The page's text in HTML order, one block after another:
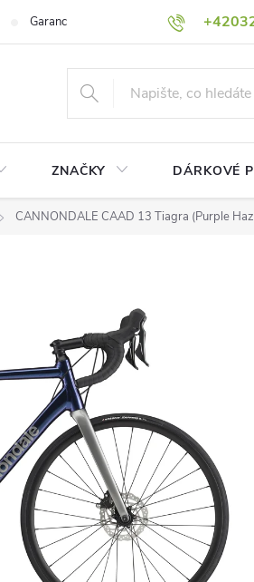
Garance nejnižší ceny! Podmínky
ZNAČKY DÁRKOVÉ
CANNONDALE CAAD 13 Tiagra (Purple